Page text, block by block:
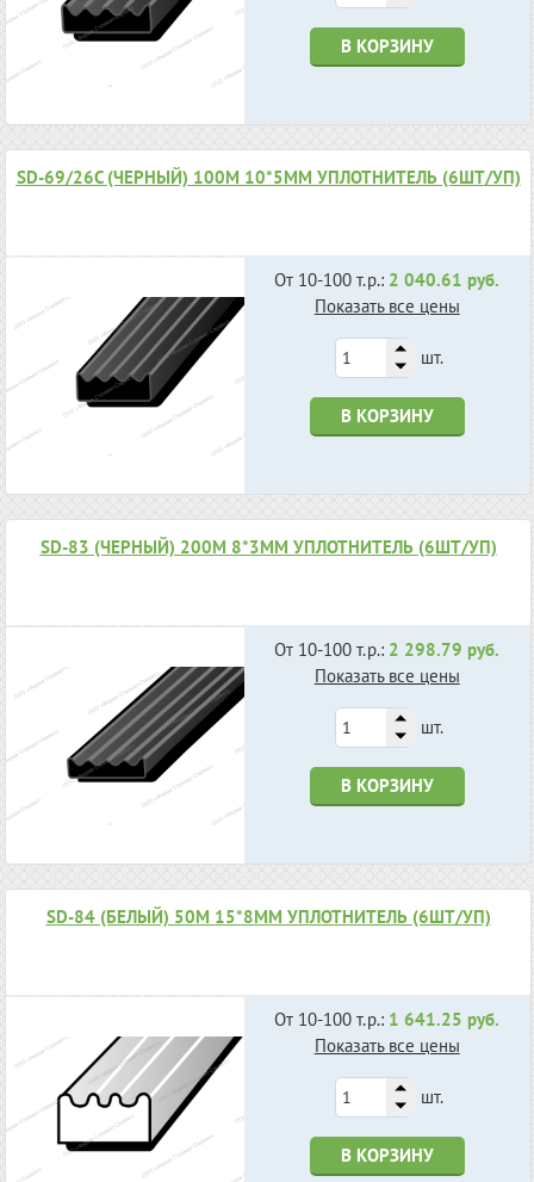
В КОРЗИНУ
SD-69/26С (ЧЕРНЫЙ) 100М 10*5ММ УПЛОТНИТЕЛЬ (6ШТ/УП)
От 10-100 т.р.: 2 040.61 руб.
Показать все цены
шт.
В КОРЗИНУ
SD-83 (ЧЕРНЫЙ) 200М 8*3ММ УПЛОТНИТЕЛЬ (6ШТ/УП)
От 10-100 т.р.: 2 298.79 руб.
Показать все цены
шт.
В КОРЗИНУ
SD-84 (БЕЛЫЙ) 50М 15*8ММ УПЛОТНИТЕЛЬ (6ШТ/УП)
От 10-100 т.р.: 1 641.25 руб.
Показать все цены
шт.
В КОРЗИНУ